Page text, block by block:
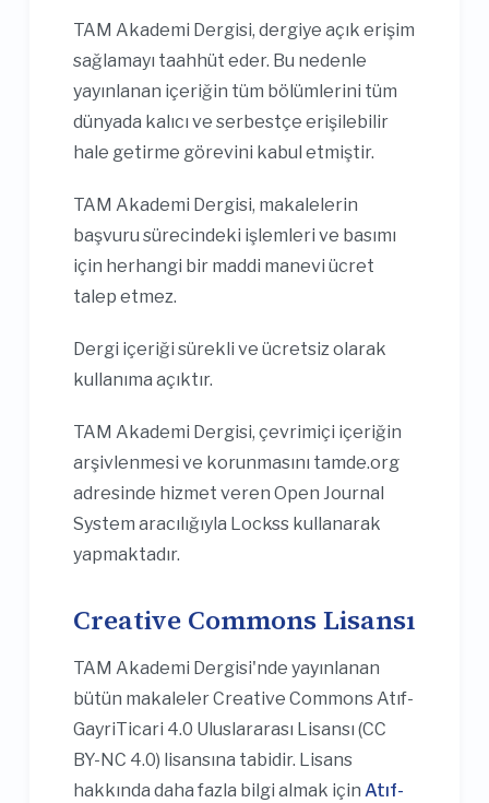
TAM Akademi Dergisi, dergiye açık erişim
sağlamayı taahhüt eder. Bu nedenle
yayınlanan içeriğin tüm bölümlerini tüm
dünyada kalıcı ve serbestçe erişilebilir
hale getirme görevini kabul etmiştir.
TAM Akademi Dergisi, makalelerin
başvuru sürecindeki işlemleri ve basımı
için herhangi bir maddi manevi ücret
talep etmez.
Dergi içeriği sürekli ve ücretsiz olarak
kullanıma açıktır.
TAM Akademi Dergisi, çevrimiçi içeriğin
arşivlenmesi ve korunmasını tamde.org
adresinde hizmet veren Open Journal
System aracılığıyla Lockss kullanarak
yapmaktadır.
Creative Commons Lisansı
TAM Akademi Dergisi'nde yayınlanan
bütün makaleler Creative Commons Atıf-
GayriTicari 4.0 Uluslararası Lisansı (CC
BY-NC 4.0) lisansına tabidir. Lisans
hakkında daha fazla bilgi almak için Atıf-